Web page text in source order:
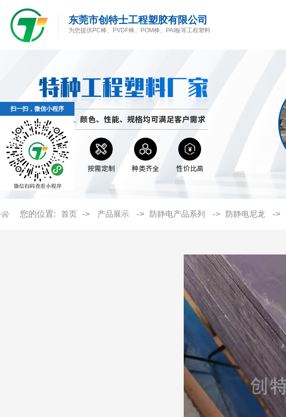
东莞市创特士工程塑胶有限公司
为您提供PC棒、PVDF棒、POM棒、PAI板等工程塑料
您的位置: 首页 -> 产品展示 -> 防静电产品系列 -> 防静电尼龙 ->
扫一扫，微信小程序